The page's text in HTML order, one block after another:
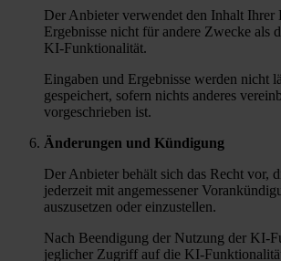
Der Anbieter verwendet den Inhalt Ihrer
Ergebnisse nicht für andere Zwecke als
KI-Funktionalität.
Eingaben und Ergebnisse werden nicht
gespeichert, sofern nichts anderes
vorgeschrieben ist.
Änderungen und Kündigung
Der Anbieter behält sich das Recht vor,
jederzeit mit angemessener
auszusetzen oder einzustellen.
Nach Beendigung der Nutzung der KI-
jeglicher Zugriff auf die KI-